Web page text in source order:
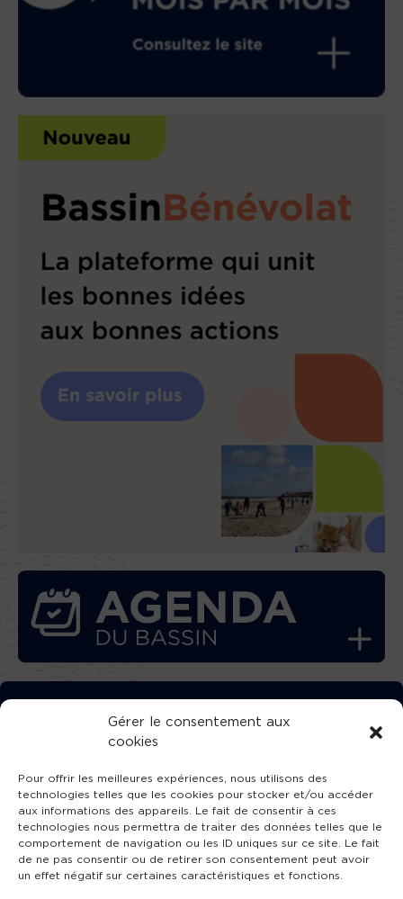
Gérer le consentement aux
cookies
Pour offrir les meilleures expériences, nous utilisons des
technologies telles que les cookies pour stocker et/ou accéder
aux informations des appareils. Le fait de consentir à ces
technologies nous permettra de traiter des données telles que le
comportement de navigation ou les ID uniques sur ce site. Le fait
de ne pas consentir ou de retirer son consentement peut avoir
un effet négatif sur certaines caractéristiques et fonctions.
TÉLÉCHARGEZ GRATUITEMENT
L’APPLICATION TVBA !
SUIVEZ-NOUS !